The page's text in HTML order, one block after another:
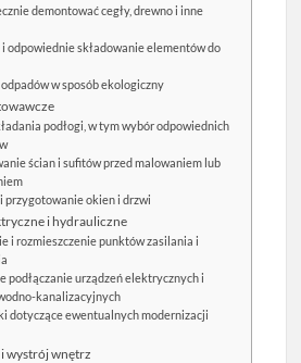
demontować cegły, drewno i inne
i odpowiednie składowanie elementów do
w sposób ekologiczny
podłogi, w tym wybór odpowiednich
ścian i sufitów przed malowaniem lub
przygotowanie okien i drzwi
i hydrauliczne
i rozmieszczenie punktów zasilania i
podłączanie urządzeń elektrycznych i
kanalizacyjnych
dotyczące ewentualnych modernizacji
wystrój wnętrz